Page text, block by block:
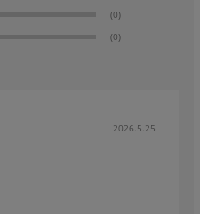
(0)
(0)
2026.5.25